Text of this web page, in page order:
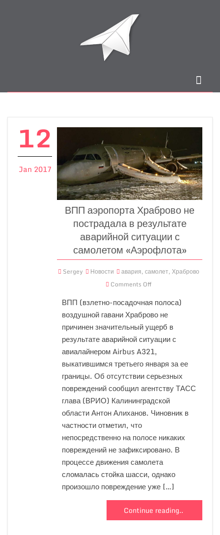
12
Jan 2017
ВПП аэропорта Храброво не
пострадала в результате
аварийной ситуации с
самолетом «Аэрофлота»
Sergey Новости авария, самолет, Храброво
Comments Off
ВПП (взлетно-посадочная полоса)
воздушной гавани Храброво не
причинен значительный ущерб в
результате аварийной ситуации с
авиалайнером Airbus A321,
выкатившимся третьего января за ее
границы. Об отсутствии серьезных
повреждений сообщил агентству ТАСС
глава (ВРИО) Калининградской
области Антон Алиханов. Чиновник в
частности отметил, что
непосредственно на полосе никаких
повреждений не зафиксировано. В
процессе движения самолета
сломалась стойка шасси, однако
произошло повреждение уже […]
Continue reading..